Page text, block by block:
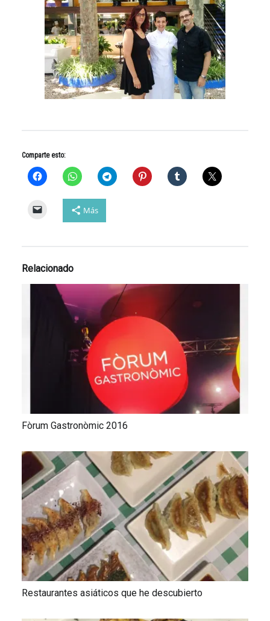
Comparte esto:
Más
Relacionado
Fòrum Gastronòmic 2016
Restaurantes asiáticos que he descubierto